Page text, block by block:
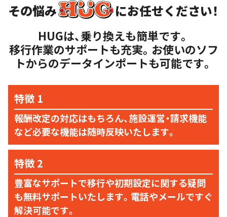
その悩み にお任せください！
HUGは、乗り換えも簡単です。
移行作業のサポートも充実。お使いのソフ
トからのデータインポートも可能です。
報酬改定の対応はもちろん、施設運営・請求機能
など必要な機能は随時反映いたします。
豊富なサポートで移行や初期設定に関する疑問
も無料サポートいたします。電話やメールですぐ
解決可能です。